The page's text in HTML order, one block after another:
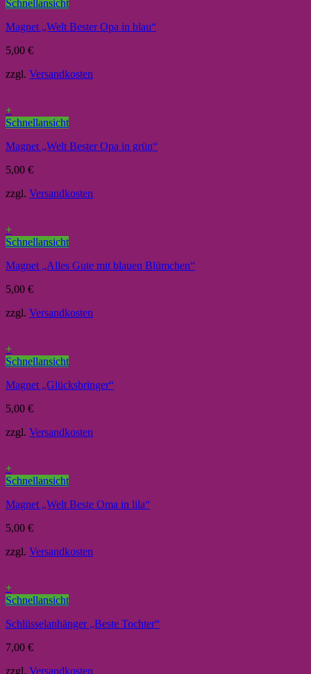
Schnellansicht
Magnet „Welt Bester Opa in blau“
5,00 €
zzgl. Versandkosten
+
Schnellansicht
Magnet „Welt Bester Opa in grün“
5,00 €
zzgl. Versandkosten
+
Schnellansicht
Magnet „Alles Gute mit blauen Blümchen“
5,00 €
zzgl. Versandkosten
+
Schnellansicht
Magnet „Glücksbringer“
5,00 €
zzgl. Versandkosten
+
Schnellansicht
Magnet „Welt Beste Oma in lila“
5,00 €
zzgl. Versandkosten
+
Schnellansicht
Schlüsselanhänger „Beste Tochter“
7,00 €
zzgl. Versandkosten